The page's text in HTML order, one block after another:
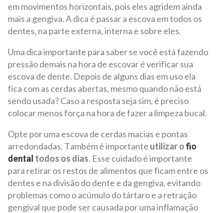
em movimentos horizontais, pois eles agridem ainda
mais a gengiva. A dica é passar a escova em todos os
dentes, na parte externa, interna e sobre eles.
Uma dica importante para saber se você está fazendo
pressão demais na hora de escovar é verificar sua
escova de dente. Depois de alguns dias em uso ela
fica com as cerdas abertas, mesmo quando não está
sendo usada? Caso a resposta seja sim, é preciso
colocar menos força na hora de fazer a limpeza bucal.
Opte por uma escova de cerdas macias e pontas
arredondadas. Também é importante utilizar ofio
dental todos os dias. Esse cuidado é importante
para retirar os restos de alimentos que ficam entre os
dentes e na divisão do dente e da gengiva, evitando
problemas como o acúmulo do tártaro e a retração
gengival que pode ser causada por uma inflamação